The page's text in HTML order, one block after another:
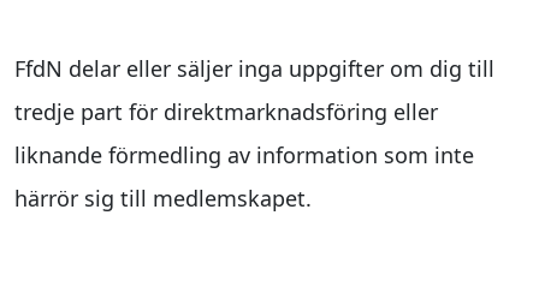
FfdN delar eller säljer inga uppgifter om dig till
tredje part för direktmarknadsföring eller
liknande förmedling av information som inte
härrör sig till medlemskapet.